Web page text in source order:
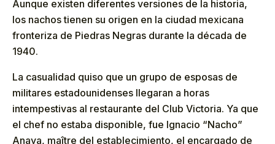
Aunque existen diferentes versiones de la historia,
los nachos tienen su origen en la ciudad mexicana
fronteriza de Piedras Negras durante la década de
1940.
La casualidad quiso que un grupo de esposas de
militares estadounidenses llegaran a horas
intempestivas al restaurante del Club Victoria. Ya que
el chef no estaba disponible, fue Ignacio “Nacho”
Anaya, maître del establecimiento, el encargado de